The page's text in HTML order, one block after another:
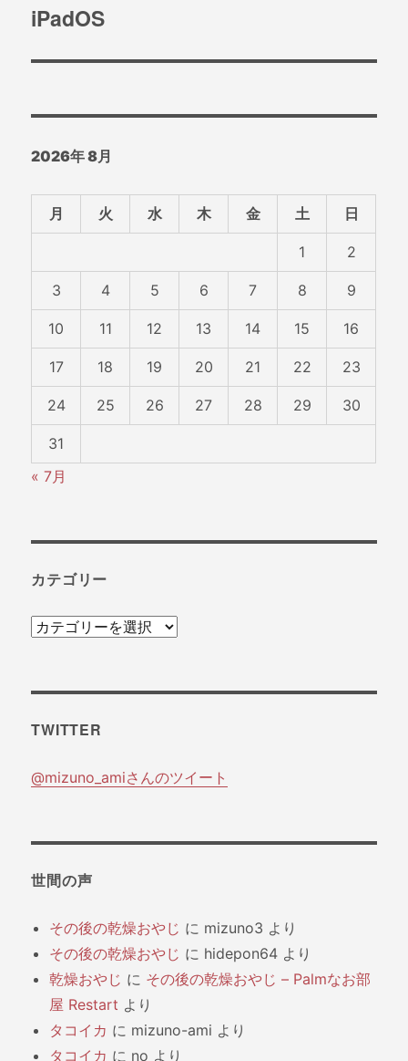
ゲ
ー
ン
稿:
次
投
iPadOS
2026年 8月
月 火 水 木 金 土 日
1 2
3 4 5 6 7 8 9
10 11 12 13 14 15 16
17 18 19 20 21 22 23
24 25 26 27 28 29 30
31
« 7月
カテゴリー
カ
ー
TWITTER
@mizuno_amiさんのツイート
世間の声
その後の乾燥おやじ に mizuno3 より
その後の乾燥おやじ に hidepon64 より
乾燥おやじ に その後の乾燥おやじ – Palmなお部
屋 Restart より
タコイカ に mizuno-ami より
タコイカ に no より